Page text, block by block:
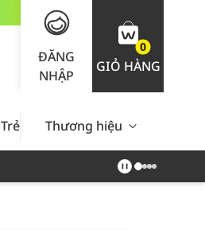
ĐĂNG
NHẬP
0
GIỎ HÀNG
Trẻ Em Nam Giới Chăm Sóc
Thương hiệu